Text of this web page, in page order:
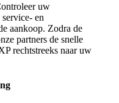
uw
en
aankoop. Zodra de
partners de snelle
rechtstreeks naar uw